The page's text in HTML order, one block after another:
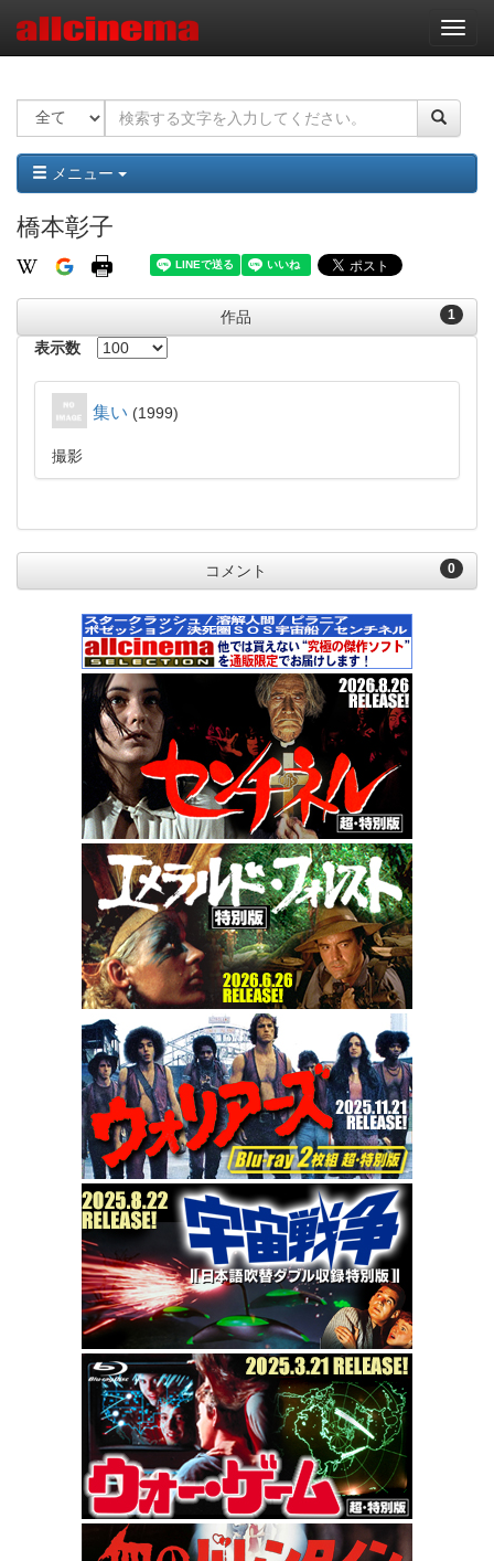
ナ
ビ
ー
ョ
ン
メニュー
橋本彰子
1
作品
表示数
集い 1999
撮影
0
コメント